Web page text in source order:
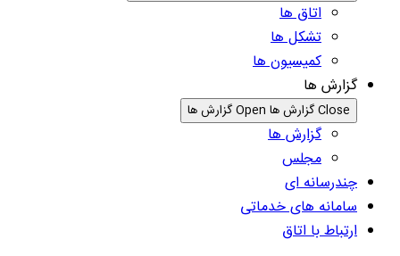
اتاق ها
تشکل ها
کمیسیون ها
گزارش ها
Close گزارش ها Open گزارش ها
گزارش ها
مجلس
چندرسانه ای
سامانه های خدماتی
ارتباط با اتاق